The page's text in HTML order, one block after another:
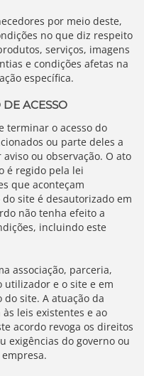
por meio deste,
no que diz respeito
serviços, imagens
e condições afetas na
específica.
ACESSO
terminar o acesso do
ou parte deles a
ou observação. O ato
é regido pela lei
que aconteçam
site é desautorizado em
não tenha efeito a
incluindo este
associação, parceria,
utilizador e o site e em
site. A atuação da
leis existentes e ao
acordo revoga os direitos
exigências do governo ou